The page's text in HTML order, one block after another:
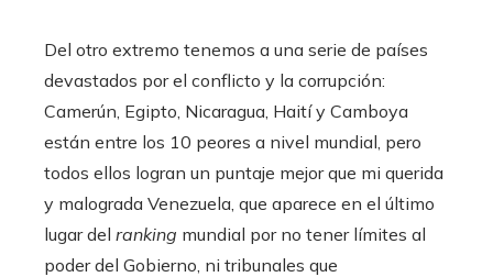
Del otro extremo tenemos a una serie de países
devastados por el conflicto y la corrupción:
Camerún, Egipto, Nicaragua, Haití y Camboya
están entre los 10 peores a nivel mundial, pero
todos ellos logran un puntaje mejor que mi querida
y malograda Venezuela, que aparece en el último
lugar del ranking mundial por no tener límites al
poder del Gobierno, ni tribunales que